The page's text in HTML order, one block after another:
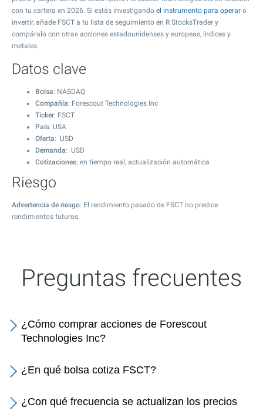
con tu cartera en 2026. Si estás investigando el instrumento para operar o
invertir, añade FSCT a tu lista de seguimiento en R StocksTrader y
compáralo con otras acciones estadounidenses y europeas, índices y
metales.
Datos clave
Bolsa: NASDAQ
Compañía: Forescout Technologies Inc
Ticker: FSCT
País: USA
Oferta: USD
Demanda: USD
Cotizaciones: en tiempo real, actualización automática
Riesgo
Advertencia de riesgo: El rendimiento pasado de FSCT no predice
rendimientos futuros.
Preguntas frecuentes
¿Cómo comprar acciones de Forescout
Technologies Inc?
¿En qué bolsa cotiza FSCT?
¿Con qué frecuencia se actualizan los precios